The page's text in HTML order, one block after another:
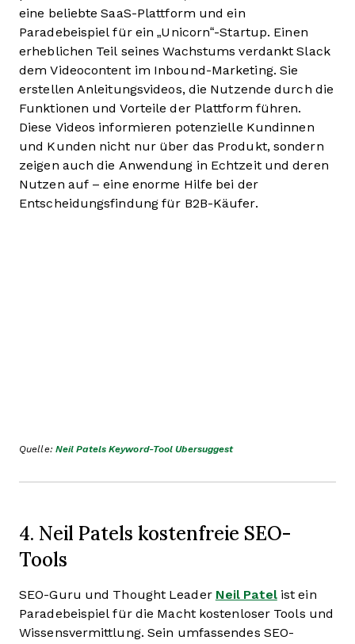
eine beliebte SaaS-Plattform und ein
Paradebeispiel für ein „Unicorn“-Startup. Einen
erheblichen Teil seines Wachstums verdankt Slack
dem Videocontent im Inbound-Marketing. Sie
erstellen Anleitungsvideos, die Nutzende durch die
Funktionen und Vorteile der Plattform führen.
Diese Videos informieren potenzielle Kundinnen
und Kunden nicht nur über das Produkt, sondern
zeigen auch die Anwendung in Echtzeit und deren
Nutzen auf – eine enorme Hilfe bei der
Entscheidungsfindung für B2B-Käufer.
Quelle: Neil Patels Keyword-Tool Ubersuggest
4. Neil Patels kostenfreie SEO-
Tools
SEO-Guru und Thought Leader Neil Patelist ein
Paradebeispiel für die Macht kostenloser Tools und
Wissensvermittlung. Sein umfassendes SEO-